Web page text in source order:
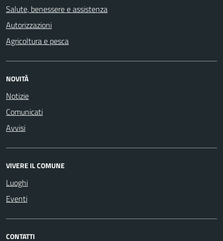
Salute, benessere e assistenza
Autorizzazioni
Agricoltura e pesca
NOVITÀ
Notizie
Comunicati
Avvisi
VIVERE IL COMUNE
Luoghi
Eventi
CONTATTI